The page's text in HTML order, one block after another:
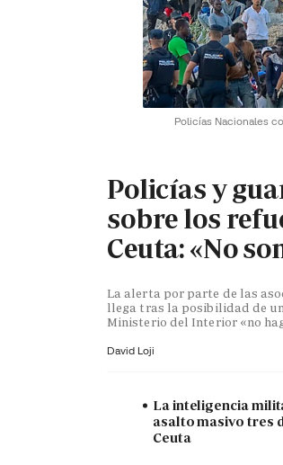
Policías Nacionales
Policías y
sobre los
Ceuta: «No
La alerta por parte de las
llega tras la posibilidad de
Ministerio del Interior «no
David Loji
La inteligencia
asalto masivo tres
Ceuta